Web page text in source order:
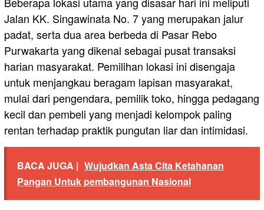
Jalan KK. Singawinata No. 7 yang merupakan jalur
padat, serta dua area berbeda di Pasar Rebo
Purwakarta yang dikenal sebagai pusat transaksi
harian masyarakat. Pemilihan lokasi ini disengaja
untuk menjangkau beragam lapisan masyarakat,
mulai dari pengendara, pemilik toko, hingga pedagang
kecil dan pembeli yang menjadi kelompok paling
rentan terhadap praktik pungutan liar dan intimidasi.
BACA JUGA | Wujudkan Asta Cita Ketahanan
Pangan Untuk pembangunan Nasional